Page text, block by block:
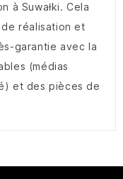
à Suwałki. Cela
réalisation et
garantie avec la
(médias
et des pièces de